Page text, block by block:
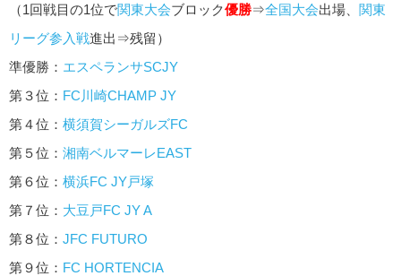
（1回戦目の1位で関東大会ブロック優勝⇒全国大会出場、 関東
リーグ参入戦進出⇒残留）
準優勝： エスペランサSCJY
第３位： FC川崎CHAMP JY
第４位： 横須賀シーガルズFC
第５位： 湘南ベルマーレEAST
第６位： 横浜FC JY戸塚
第７位： 大豆戸FC JY A
第８位： JFC FUTURO
第９位： FC HORTENCIA